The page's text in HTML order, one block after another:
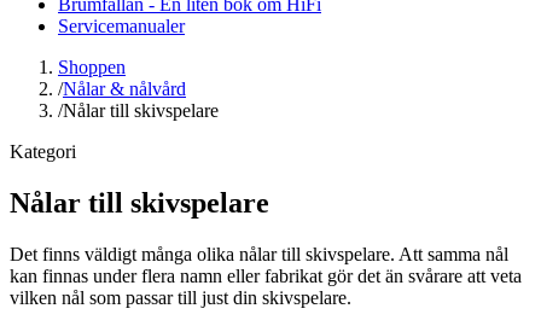
Servicemanualer
Shoppen
/Nålar & nålvård
/Nålar till skivspelare
Kategori
Nålar till skivspelare
Det finns väldigt många olika nålar till skivspelare. Att samma nål
kan finnas under flera namn eller fabrikat gör det än svårare att veta
vilken nål som passar till just din skivspelare.